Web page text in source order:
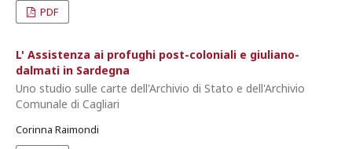
PDF
L' Assistenza ai profughi post-coloniali e giuliano-
dalmati in Sardegna
Uno studio sulle carte dell'Archivio di Stato e dell'Archivio
Comunale di Cagliari
Corinna Raimondi